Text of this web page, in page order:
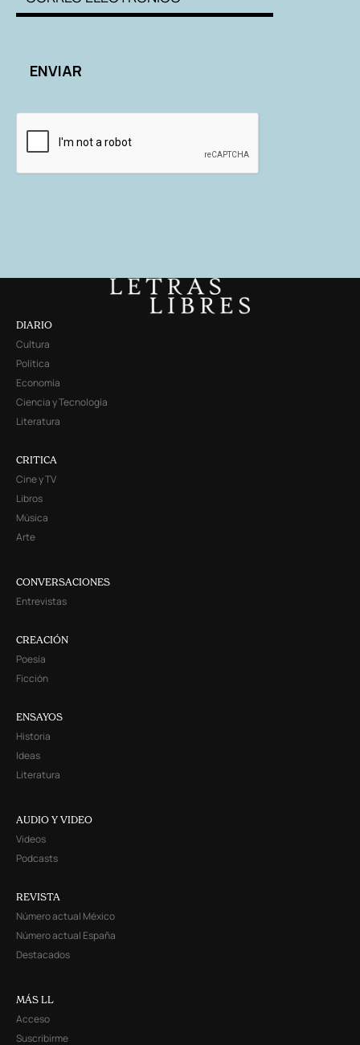
DIARIO
Cultura
Política
Economía
Ciencia y Tecnología
Literatura
CRITICA
Cine y TV
Libros
Música
Arte
CONVERSACIONES
Entrevistas
CREACIÓN
Poesía
Ficción
ENSAYOS
Historia
Ideas
Literatura
AUDIO Y VIDEO
Videos
Podcasts
REVISTA
Número actual México
Número actual España
Destacados
MÁS LL
Acceso
Suscribirme